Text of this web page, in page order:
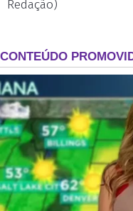
Redação)